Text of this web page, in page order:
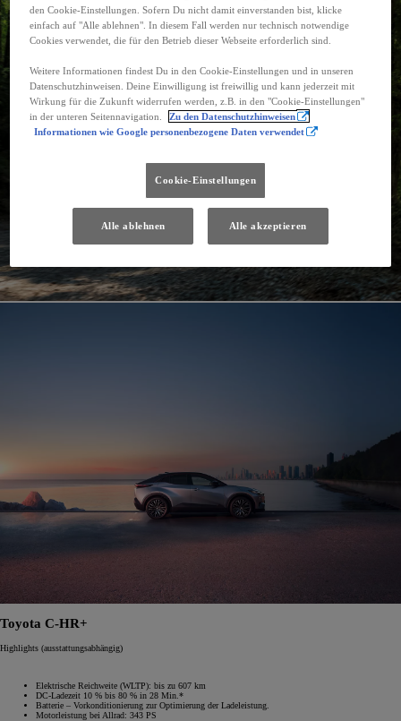
Toyota C-HR+
Highlights (ausstattungsabhängig)
Elektrische Reichweite (WLTP): bis zu 607 km
DC-Ladezeit 10 % bis 80 % in 28 Min.*
Batterie – Vorkonditionierung zur Optimierung der Ladeleistung.
Motorleistung bei Allrad: 343 PS
den Cookie-Einstellungen. Sofern Du nicht damit einverstanden bist, klicke
einfach auf "Alle ablehnen". In diesem Fall werden nur technisch notwendige
Cookies verwendet, die für den Betrieb dieser Webseite erforderlich sind.
Weitere Informationen findest Du in den Cookie-Einstellungen und in unseren
Datenschutzhinweisen. Deine Einwilligung ist freiwillig und kann jederzeit mit
Wirkung für die Zukunft widerrufen werden, z.B. in den "Cookie-Einstellungen"
in der unteren Seitennavigation.
Zu den Datenschutzhinweisen
Informationen wie Google personenbezogene Daten verwendet
Cookie-Einstellungen
Alle ablehnen Alle akzeptieren